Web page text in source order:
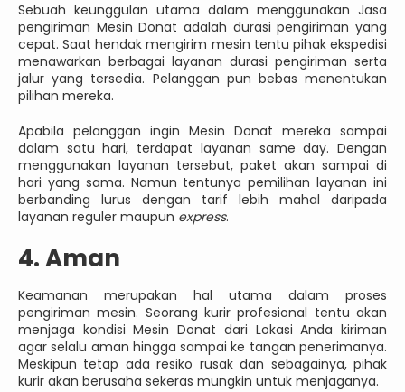
Sebuah keunggulan utama dalam menggunakan Jasa
pengiriman Mesin Donat adalah durasi pengiriman yang
cepat. Saat hendak mengirim mesin tentu pihak ekspedisi
menawarkan berbagai layanan durasi pengiriman serta
jalur yang tersedia. Pelanggan pun bebas menentukan
pilihan mereka.
Apabila pelanggan ingin Mesin Donat mereka sampai
dalam satu hari, terdapat layanan same day. Dengan
menggunakan layanan tersebut, paket akan sampai di
hari yang sama. Namun tentunya pemilihan layanan ini
berbanding lurus dengan tarif lebih mahal daripada
layanan reguler maupun express.
4. Aman
Keamanan merupakan hal utama dalam proses
pengiriman mesin. Seorang kurir profesional tentu akan
menjaga kondisi Mesin Donat dari Lokasi Anda kiriman
agar selalu aman hingga sampai ke tangan penerimanya.
Meskipun tetap ada resiko rusak dan sebagainya, pihak
kurir akan berusaha sekeras mungkin untuk menjaganya.